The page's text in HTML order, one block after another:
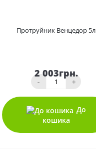
Протруйник Венцедор 5л
2 003грн.
- +
До
кошика